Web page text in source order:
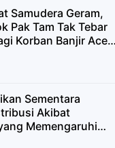
Samudera Geram,
Pak Tam Tak Tebar
Korban Banjir Aceh
Sementara
Akibat
Memengaruhi